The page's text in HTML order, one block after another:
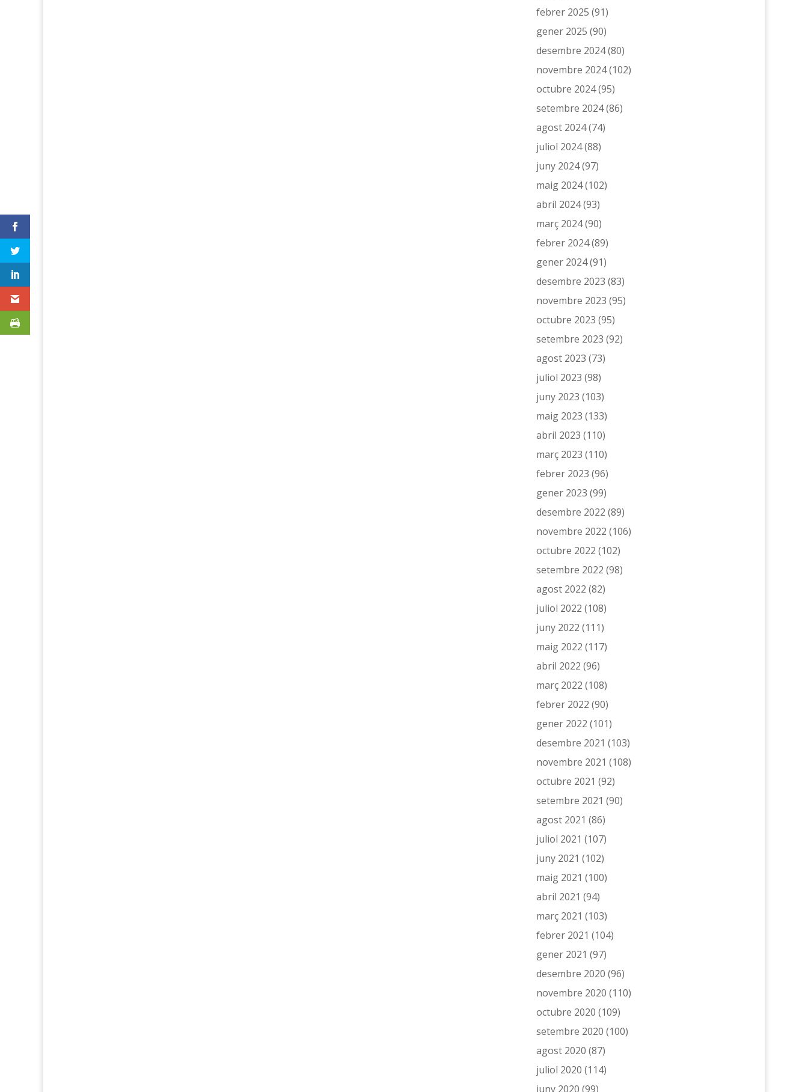
febrer 2025 (91)
gener 2025 (90)
desembre 2024(80)
novembre 2024(102)
octubre 2024(95)
setembre 2024(86)
agost 2024(74)
juliol 2024(88)
juny 2024(97)
maig 2024(102)
abril 2024(93)
març 2024(90)
febrer 2024(89)
gener 2024(91)
desembre 2023 (83)
novembre 2023 (95)
octubre 2023 (95)
setembre 2023 (92)
agost 2023 (73)
juliol 2023 (98)
juny 2023 (103)
maig 2023 (133)
abril 2023 (110)
març 2023 (110)
febrer 2023 (96)
gener 2023 (99)
desembre 2022 (89)
novembre 2022 (106)
octubre 2022 (102)
setembre 2022 (98)
agost 2022 (82)
juliol 2022 (108)
juny 2022 (111)
maig 2022 (117)
abril 2022 (96)
març 2022 (108)
febrer 2022 (90)
gener 2022 (101)
desembre 2021 (103)
novembre 2021 (108)
octubre 2021 (92)
setembre 2021 (90)
agost 2021 (86)
juliol 2021 (107)
juny 2021 (102)
maig 2021 (100)
abril 2021 (94)
març 2021 (103)
febrer 2021 (104)
gener 2021 (97)
desembre 2020 (96)
novembre 2020 (110)
octubre 2020 (109)
setembre 2020 (100)
agost 2020 (87)
juliol 2020 (114)
juny 2020 (99)